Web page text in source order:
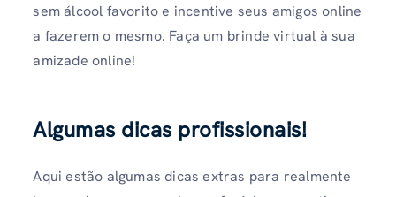
sem álcool favorito e incentive seus amigos online
a fazerem o mesmo. Faça um brinde virtual à sua
amizade online!
Algumas dicas profissionais!
Aqui estão algumas dicas extras para realmente